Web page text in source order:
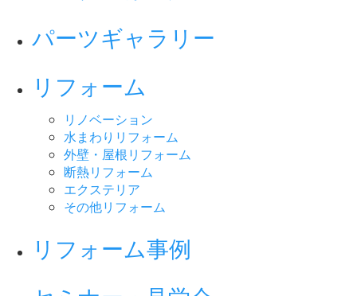
パーツギャラリー
リフォーム
リノベーション
水まわりリフォーム
外壁・屋根リフォーム
断熱リフォーム
エクステリア
その他リフォーム
リフォーム事例